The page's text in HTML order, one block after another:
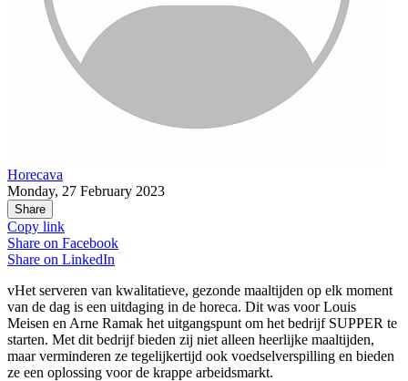
Horecava
Monday, 27 February 2023
Share
Copy link
Share on Facebook
Share on LinkedIn
vHet serveren van kwalitatieve, gezonde maaltijden op elk moment
van de dag is een uitdaging in de horeca. Dit was voor Louis
Meisen en Arne Ramak het uitgangspunt om het bedrijf SUPPER te
starten. Met dit bedrijf bieden zij niet alleen heerlijke maaltijden,
maar verminderen ze tegelijkertijd ook voedselverspilling en bieden
ze een oplossing voor de krappe arbeidsmarkt.